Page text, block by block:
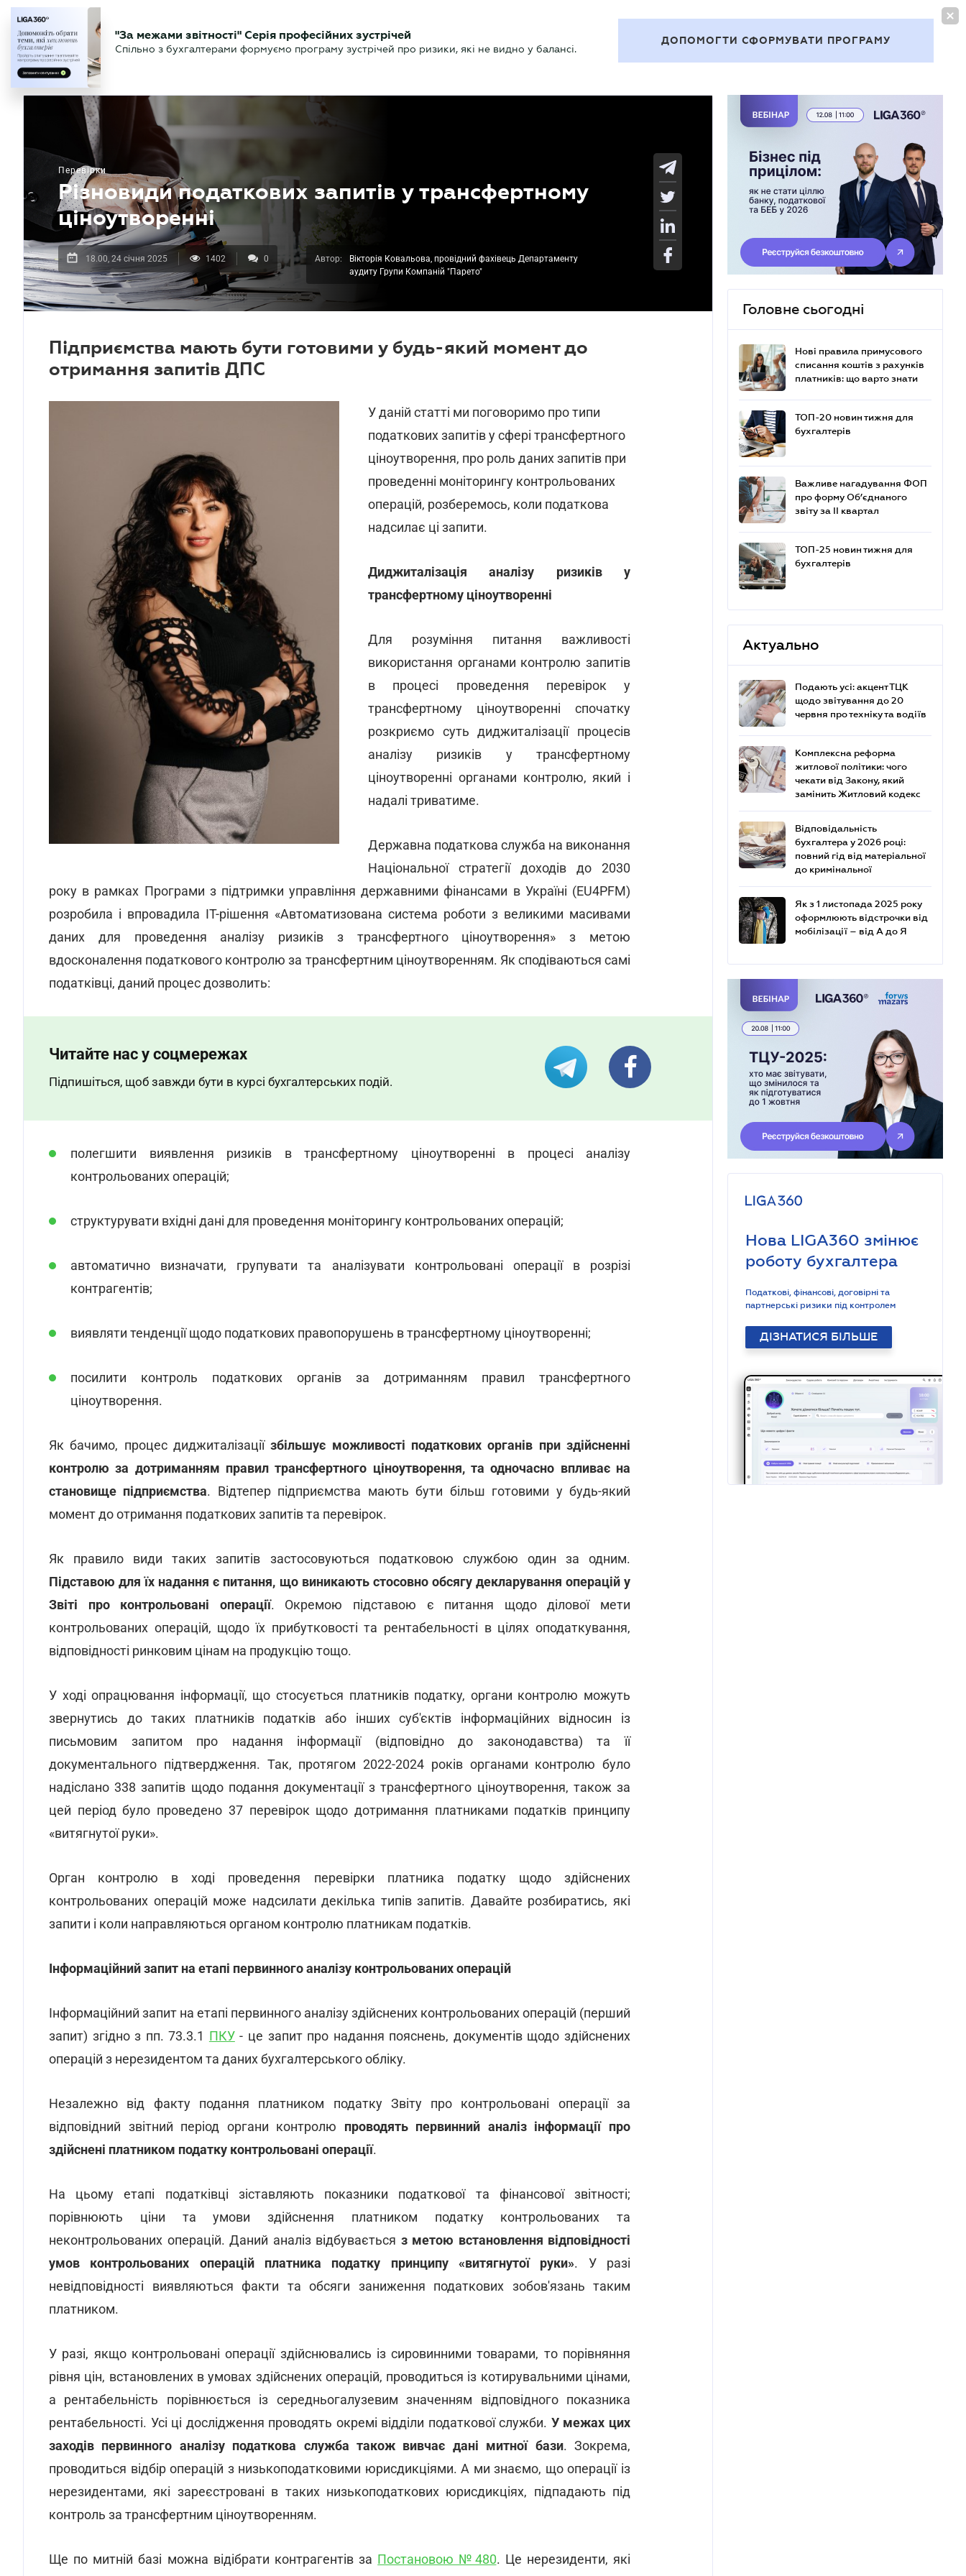
БУХГАЛТЕР Новини Аналітика Календар Актуально
"За межами звітності" Серія професійних зустрічей
Спільно з бухгалтерами формуємо програму зустрічей про ризики, які не видно у балансі.
ДОПОМОГТИ СФОРМУВАТИ ПРОГРАМУ
Перевірки
Різновиди податкових запитів у трансфертному
ціноутворенні
18.00, 24 січня 2025 1402 0 Автор:
Вікторія Ковальова, провідний фахівець Департаменту
аудиту Групи Компаній "Парето"
Підприємства мають бути готовими у будь-який момент до
отримання запитів ДПС
У даній статті ми поговоримо про типи
податкових запитів у сфері трансфертного
ціноутворення, про роль даних запитів при
проведенні моніторингу контрольованих
операцій, розберемось, коли податкова
надсилає ці запити.
Диджиталізація аналізу ризиків
у
трансфертному ціноутворенні
Для розуміння питання важливості
використання органами контролю запитів
в процесі проведення перевірок у
трансфертному ціноутворенні спочатку
розкриємо суть диджиталізації процесів
аналізу ризиків у трансфертному
ціноутворенні органами контролю, який і
надалі триватиме.
Державна податкова служба на виконання
Національної стратегії доходів до 2030
року в рамках Програми з підтримки управління державними фінансами в Україні (EU4PFM)
розробила і впровадила ІТ-рішення «Автоматизована система роботи з великими масивами
даних для проведення аналізу ризиків з трансфертного ціноутворення» з метою
вдосконалення податкового контролю за трансфертним ціноутворенням. Як сподіваються самі
податківці, даний процес дозволить:
Читайте нас у соцмережах
Підпишіться, щоб завжди бути в курсі бухгалтерських подій.
полегшити виявлення ризиків в трансфертному ціноутворенні в процесі аналізу
контрольованих операцій;
структурувати вхідні дані для проведення моніторингу контрольованих операцій;
автоматично визначати, групувати та аналізувати контрольовані операції в розрізі
контрагентів;
виявляти тенденції щодо податкових правопорушень в трансфертному ціноутворенні;
посилити контроль податкових органів за дотриманням правил трансфертного
ціноутворення.
Як бачимо, процес диджиталізаціїзбільшує можливості податкових органів при здійсненні
контролю за дотриманням правил трансфертного ціноутворення, та одночасно впливає на
становище підприємства. Відтепер підприємства мають бути більш готовими у будь-який
момент до отримання податкових запитів та перевірок.
Як правило види таких запитів застосовуються податковою службою один за одним.
Підставою для їх надання є питання, що виникають стосовно обсягу декларування операцій у
Звіті
про контрольовані операції. Окремою підставою є питання щодо ділової мети
контрольованих операцій, щодо їх прибутковості та рентабельності в цілях оподаткування,
відповідності ринковим цінам на продукцію тощо.
У ході опрацювання інформації, що стосується платників податку, органи контролю можуть
звернутись до таких платників податків або інших суб'єктів інформаційних відносин із
письмовим запитом про надання інформації (відповідно до законодавства) та її
документального підтвердження. Так, протягом 2022-2024 років органами контролю було
надіслано 338 запитів щодо подання документації з трансфертного ціноутворення, також за
цей період було проведено 37 перевірок щодо дотримання платниками податків принципу
«витягнутої руки».
Орган контролю в ході проведення перевірки платника податку щодо здійснених
контрольованих операцій може надсилати декілька типів запитів. Давайте розбиратись, які
запити і коли направляються органом контролю платникам податків.
Інформаційнийзапит на етапі первинногоаналізу контрольованихоперацій
Інформаційний запит на етапі первинного аналізу здійснених контрольованих операцій (перший
запит) згідно з пп. 73.3.1 ПКУ- це запит про надання пояснень, документів щодо здійснених
операцій з нерезидентом та даних бухгалтерського обліку.
Незалежно від факту подання платником податку Звіту про контрольовані операції за
відповідний звітний період органи контролю проводять первинний аналіз інформації про
здійснені платником податку контрольовані операції.
На цьому етапі податківці зіставляють показники податкової та фінансової звітності;
порівнюють ціни та умови здійснення платником податку контрольованих та
неконтрольованих операцій. Даний аналіз відбувається з метою встановлення відповідності
умов
контрольованих операцій платника податку принципу «витягнутої руки». У разі
невідповідності виявляються факти та обсяги заниження податкових зобов'язань таким
платником.
У разі, якщо контрольовані операції здійснювались із сировинними товарами, то порівняння
рівня цін, встановлених в умовах здійснених операцій, проводиться із котирувальними цінами,
а рентабельність порівнюється із середньогалузевим значенням відповідного показника
рентабельності. Усі ці дослідження проводять окремі відділи податкової служби. У межах цих
заходів первинного аналізу податкова служба також вивчає дані митної бази. Зокрема,
проводиться відбір операцій з низькоподатковими юрисдикціями. А ми знаємо, що операції із
нерезидентами, які зареєстровані в таких низькоподаткових юрисдикціях, підпадають під
контроль за трансфертним ціноутворенням.
Ще по митній базі можна відібрати контрагентів за Постановою №480. Це нерезиденти, які
Головне сьогодні
Нові правила примусового
списання коштів з рахунків
платників: що варто знати
ТОП-20 новин тижня для
бухгалтерів
Важливе нагадування ФОП
про форму Об’єднаного
звіту за ІІ квартал
ТОП-25 новин тижня для
бухгалтерів
Актуально
Подають усі: акцент ТЦК
щодо звітування до 20
червня про техніку та водіїв
Комплексна реформа
житлової політики: чого
чекати від Закону, який
замінить Житловий кодекс
Відповідальність
бухгалтера у 2026 році:
повний гід від матеріальної
до кримінальної
Як з 1 листопада 2025 року
оформлюють відстрочки від
мобілізації – від А до Я
Нова LIGA360 змінює
роботу бухгалтера
Податкові, фінансові, договірні та
партнерські ризики під контролем
ДІЗНАТИСЯ БІЛЬШЕ